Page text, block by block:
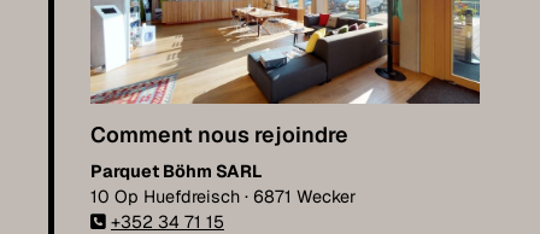
Comment nous rejoindre
Parquet Böhm SARL
10 Op Huefdreisch · 6871 Wecker
+352 34 71 15